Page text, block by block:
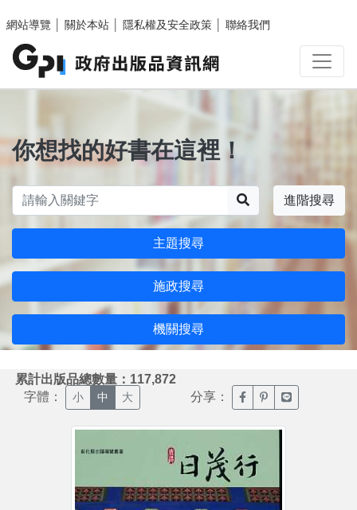
網站導覽
關於本站 隱私權及安全政策 聯絡我們
你想找的好書在這裡！
進階搜尋
主題搜尋
施政搜尋
機關搜尋
累計出版品總數量：117,872
字體： 小 中 大 分享： 臉書分享(另開新視窗)
噗浪分享(另開新
Line分享(另